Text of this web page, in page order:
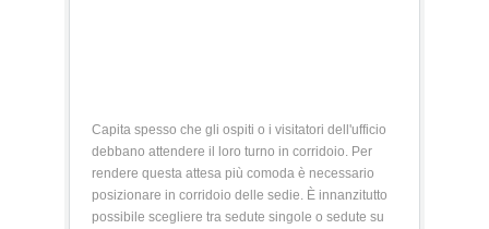
Capita spesso che gli ospiti o i visitatori dell'ufficio
debbano attendere il loro turno in corridoio. Per
rendere questa attesa più comoda è necessario
posizionare in corridoio delle sedie. È innanzitutto
possibile scegliere tra sedute singole o sedute su